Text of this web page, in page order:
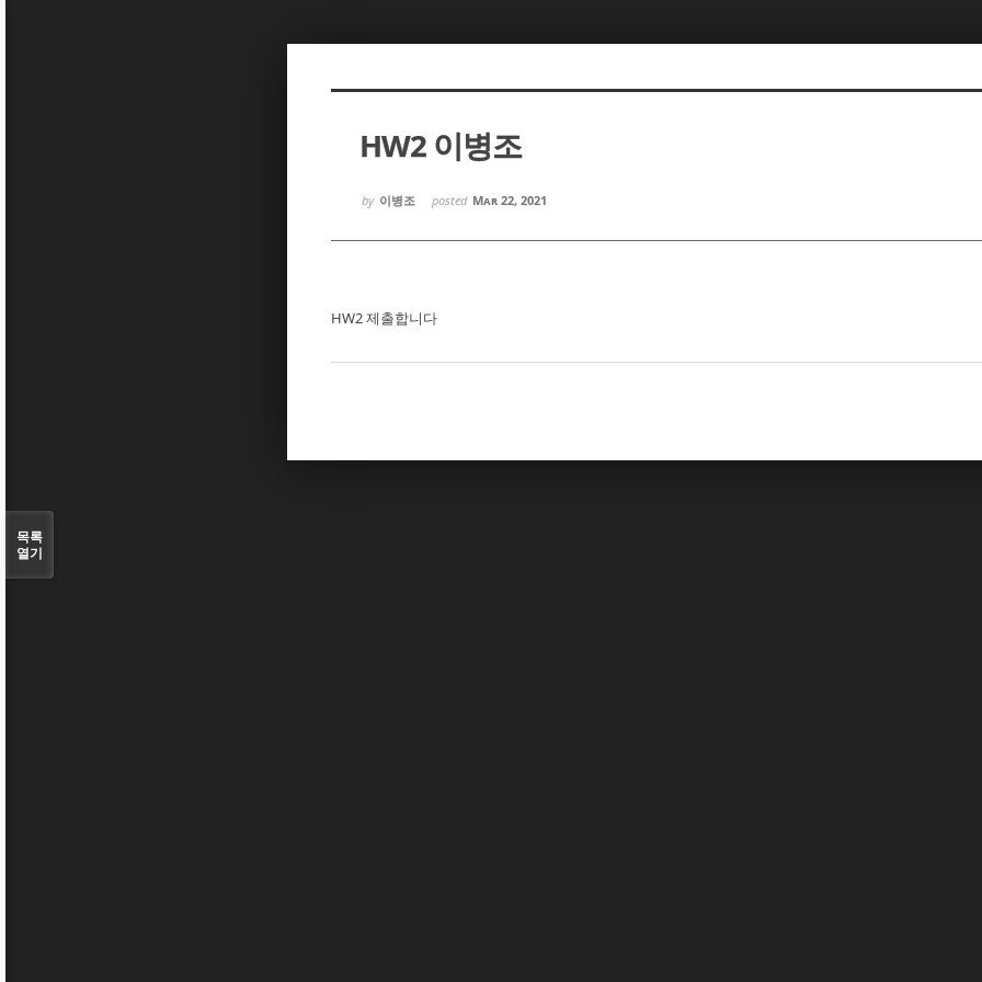
HW2 이병조
by 이병조 posted Mar 22, 2021
HW2 제출합니다
목록
열기
Sketchbook5, 스케치북5
Sketchbook5, 스케치북5
Sketchbook5, 스케치북5
Sketchbook5, 스케치북5